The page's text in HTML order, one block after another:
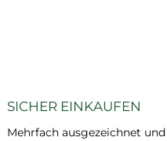
SICHER EINKAUFEN
Mehrfach ausgezeichnet